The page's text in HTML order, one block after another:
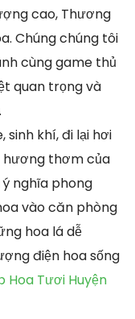
cao, Thương
Chúng chúng tôi
cùng game thủ
quan trọng và
sinh khí, đi lại hơi
hương thơm của
nghĩa phong
vào căn phòng
hoa lá dễ
điện hoa sống
Hoa Tươi Huyện